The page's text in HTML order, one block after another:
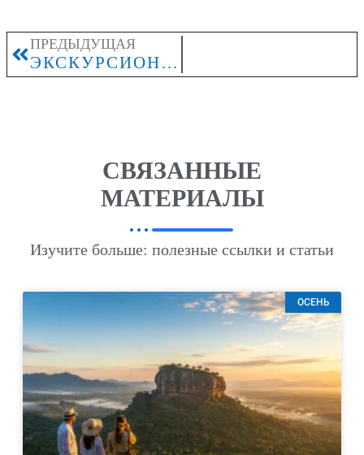
ПРЕДЫДУЩАЯ
ЭКСКУРСИОННЫЕ ТУРЫ
СВЯЗАННЫЕ
МАТЕРИАЛЫ
Изучите больше: полезные ссылки и статьи
ОСЕНЬ